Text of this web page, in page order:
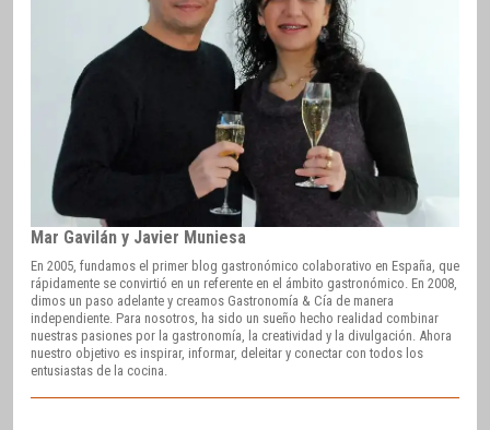
Mar Gavilán y Javier Muniesa
En 2005, fundamos el primer blog gastronómico colaborativo en España, que
rápidamente se convirtió en un referente en el ámbito gastronómico. En 2008,
dimos un paso adelante y creamos Gastronomía & Cía de manera
independiente. Para nosotros, ha sido un sueño hecho realidad combinar
nuestras pasiones por la gastronomía, la creatividad y la divulgación. Ahora
nuestro objetivo es inspirar, informar, deleitar y conectar con todos los
entusiastas de la cocina.